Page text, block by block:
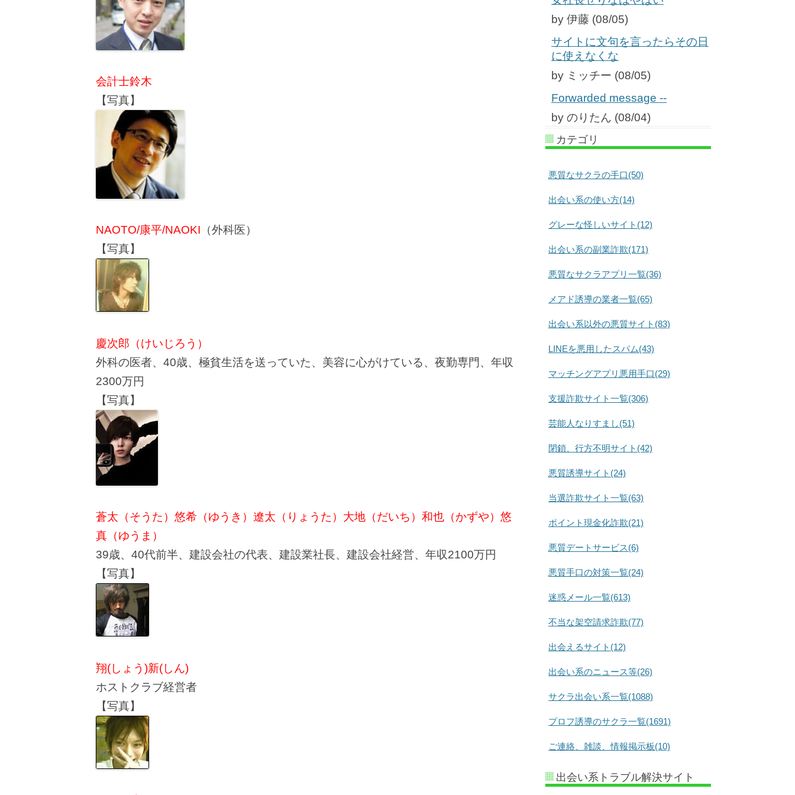
会計士鈴木
【写真】
NAOTO/康平/NAOKI （外科医）
【写真】
慶次郎（けいじろう）
外科の医者、40歳、極貧生活を送っていた、美容に心がけている、夜勤専門、年収
2300万円
【写真】
蒼太（そうた）悠希（ゆうき）遼太（りょうた）大地（だいち）和也（かずや）悠
真（ゆうま）
39歳、40代前半、建設会社の代表、建設業社長、建設会社経営、年収2100万円
【写真】
翔(しょう)新(しん)
ホストクラブ経営者
【写真】
by 伊藤 (08/05)
サイトに文句を言ったらその日
に使えなくな
by ミッチー (08/05)
Forwarded message --
by のりたん (08/04)
カテゴリ
悪質なサクラの手口(50)
出会い系の使い方(14)
グレーな怪しいサイト(12)
出会い系の副業詐欺(171)
悪質なサクラアプリ一覧(36)
メアド誘導の業者一覧(65)
出会い系以外の悪質サイト(83)
LINEを悪用したスパム(43)
マッチングアプリ悪用手口(29)
支援詐欺サイト一覧(306)
芸能人なりすまし(51)
閉鎖、行方不明サイト(42)
悪質誘導サイト(24)
当選詐欺サイト一覧(63)
ポイント現金化詐欺(21)
悪質デートサービス(6)
悪質手口の対策一覧(24)
迷惑メール一覧(613)
不当な架空請求詐欺(77)
出会えるサイト(12)
出会い系のニュース等(26)
サクラ出会い系一覧(1088)
プロフ誘導のサクラ一覧(1691)
ご連絡、雑談、情報掲示板(10)
出会い系トラブル解決サイト